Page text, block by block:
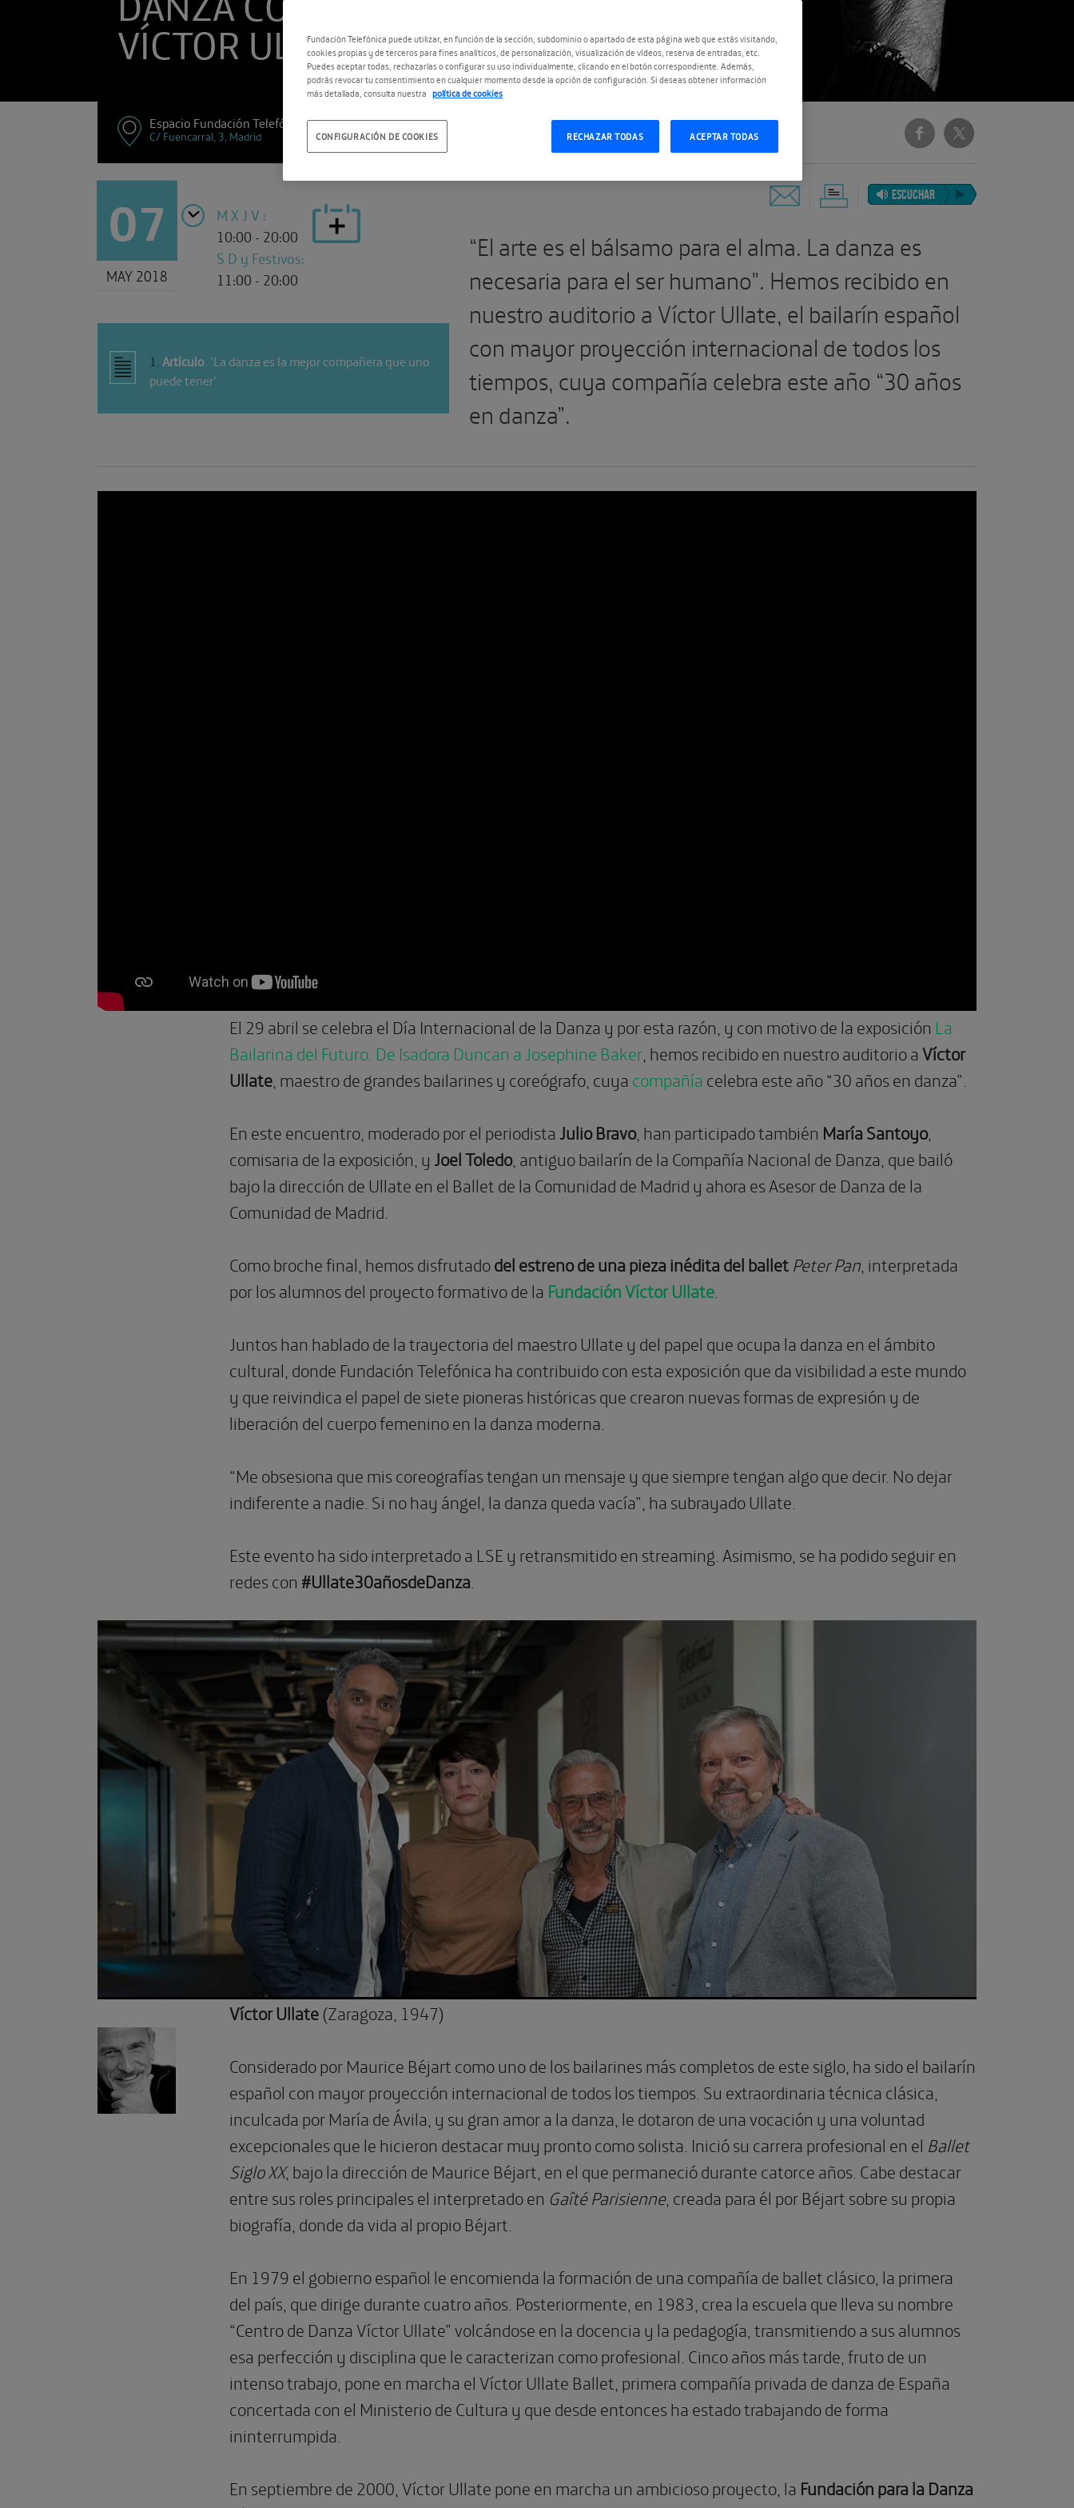
VÍCTOR ULLATE
Espacio Fundación Telefónica
C/ Fuencarral, 3, Madrid #Ullate30añosdeDanza
07
MAY 2018
M X J V :
10:00 - 20:00
S D y Festivos:
11:00 - 20:00
1.Artículo. 'La danza es la mejor compañera que uno
puede tener'.
ESCUCHAR
“El arte es el bálsamo para el alma. La danza es
necesaria para el ser humano". Hemos recibido en
nuestro auditorio a Víctor Ullate, el bailarín español
con mayor proyección internacional de todos los
tiempos, cuya compañía celebra este año “30 años
en danza”.
El 29 abril se celebra el Día Internacional de la Danza y por esta razón, y con motivo de la exposición La
Bailarina del Futuro. De Isadora Duncan a Josephine Baker , hemos recibido en nuestro auditorio aVíctor
Ullate , maestro de grandes bailarines y coreógrafo, cuya compañíacelebra este año “30 años en danza”.
En este encuentro, moderado por el periodista Julio Bravo, han participado también María Santoyo,
comisaria de la exposición, y Joel Toledo, antiguo bailarín de la Compañía Nacional de Danza, que bailó
bajo la dirección de Ullate en el Ballet de la Comunidad de Madrid y ahora es Asesor de Danza de la
Comunidad de Madrid.
Como broche final, hemos disfrutadodel estreno de unapieza inédita del balletPeter Pan , interpretada
por los alumnos del proyecto formativo de la Fundación Víctor Ullate
Juntos han hablado de la trayectoria del maestro Ullate y del papel que ocupa la danza en el ámbito
cultural, donde Fundación Telefónica ha contribuido con esta exposición que da visibilidad a este mundo
y que reivindica el papel de siete pioneras históricas que crearon nuevas formas de expresión y de
liberación del cuerpo femenino en la danza moderna.
“Me obsesiona que mis coreografías tengan un mensaje y que siempre tengan algo que decir. No dejar
indiferente a nadie. Si no hay ángel, la danza queda vacía”, ha subrayado Ullate.
Este evento ha sido interpretado a LSE y retransmitido en streaming. Asimismo, se ha podido seguir en
redes con #Ullate30añosdeDanza
Víctor Ullate(Zaragoza, 1947)
Considerado por Maurice Béjart como uno de los bailarines más completos de este siglo, ha sido el bailarín
español con mayor proyección internacional de todos los tiempos. Su extraordinaria técnica clásica,
inculcada por María de Ávila, y su gran amor a la danza, le dotaron de una vocación y una voluntad
excepcionales que le hicieron destacar muy pronto como solista. Inició su carrera profesional en el Ballet
Siglo XX, bajo la dirección de Maurice Béjart, en el que permaneció durante catorce años. Cabe destacar
entre sus roles principales el interpretado en Gaîté Parisienne, creada para él por Béjart sobre su propia
biografía, donde da vida al propio Béjart.
En 1979 el gobierno español le encomienda la formación de una compañía de ballet clásico, la primera
del país, que dirige durante cuatro años. Posteriormente, en 1983, crea la escuela que lleva su nombre
“Centro de Danza Víctor Ullate” volcándose en la docencia y la pedagogía, transmitiendo a sus alumnos
esa perfección y disciplina que le caracterizan como profesional. Cinco años más tarde, fruto de un
intenso trabajo, pone en marcha el Víctor Ullate Ballet, primera compañía privada de danza de España
concertada con el Ministerio de Cultura y que desde entonces ha estado trabajando de forma
ininterrumpida.
En septiembre de 2000, Víctor Ullate pone en marcha un ambicioso proyecto, la Fundación para la Danza
Fundación Telefónica puede utilizar, en función de la sección, subdominio o apartado de esta página web que estás visitando,
cookies propias y de terceros para fines analíticos, de personalización, visualización de vídeos, reserva de entradas, etc.
Puedes aceptar todas, rechazarlas o configurar su uso individualmente, clicando en el botón correspondiente. Además,
podrás revocar tu consentimiento en cualquier momento desde la opción de configuración. Si deseas obtener información
más detallada, consulta nuestra política de cookies
RECHAZAR TODAS ACEPTAR TODAS
CONFIGURACIÓN DE COOKIES